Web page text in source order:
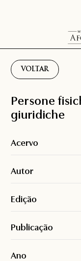
VOLTAR
Persone
giuridiche
Acervo
Autor
Edição
Publicação
Ano